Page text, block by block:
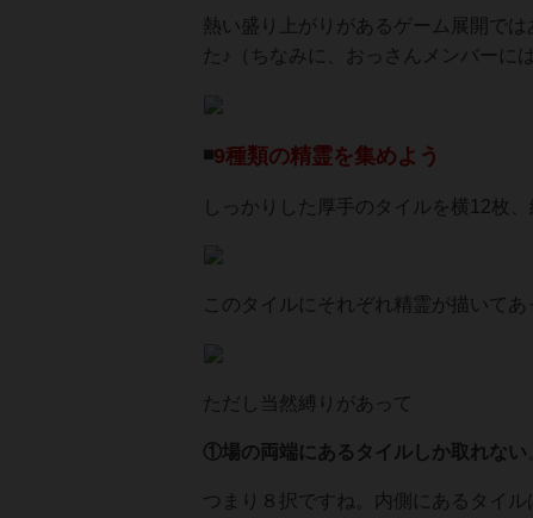
熱い盛り上がりがあるゲーム展開で
た♪（ちなみに、おっさんメンバーに
◾️9種類の精霊を集めよう
しっかりした厚手のタイルを横12枚
このタイルにそれぞれ精霊が描いて
ただし当然縛りがあって
①場の両端にあるタイルしか取れない
つまり８択ですね。内側にあるタイ